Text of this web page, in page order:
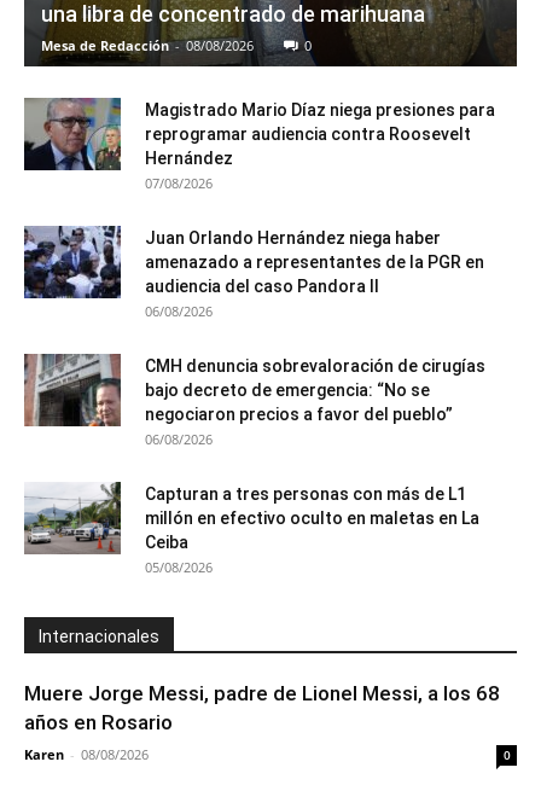
una libra de concentrado de marihuana
Mesa de Redacción - 08/08/2026 0
Magistrado Mario Díaz niega presiones para
reprogramar audiencia contra Roosevelt
Hernández
07/08/2026
Juan Orlando Hernández niega haber
amenazado a representantes de la PGR en
audiencia del caso Pandora II
06/08/2026
CMH denuncia sobrevaloración de cirugías
bajo decreto de emergencia: “No se
negociaron precios a favor del pueblo”
06/08/2026
Capturan a tres personas con más de L1
millón en efectivo oculto en maletas en La
Ceiba
05/08/2026
Internacionales
Muere Jorge Messi, padre de Lionel Messi, a los 68
años en Rosario
Karen - 08/08/2026 0